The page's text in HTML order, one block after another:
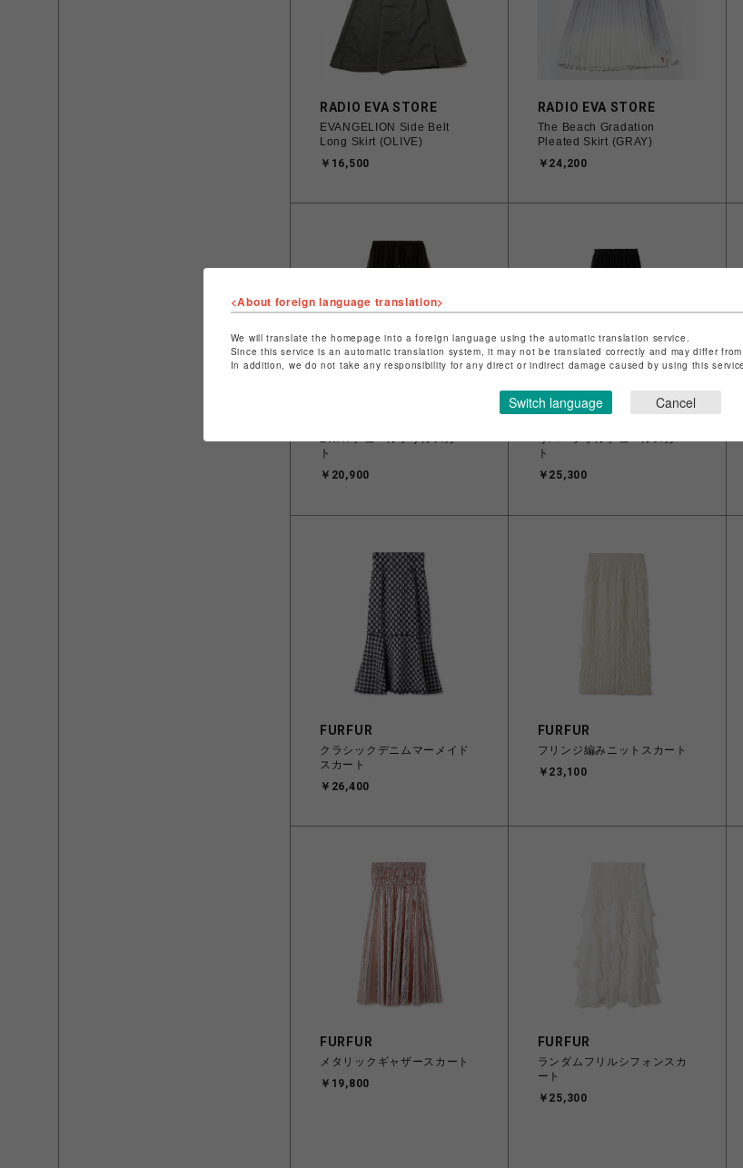
RADIO EVA STORE
EVANGELION Side Belt
Long Skirt (OLIVE)
￥16,500
RADIO EVA STORE
The Beach Gradation
Pleated Skirt (GRAY)
￥24,200
ト
￥20,900
FURFUR
ト
￥25,300
FURFUR
クラシックデニムマーメイド
スカート
￥26,400
FURFUR
フリンジ編みニットスカート
￥23,100
FURFUR
メタリックギャザースカート
￥19,800
FURFUR
ランダムフリルシフォンスカ
ート
￥25,300
<About foreign language translation>
We will translate the homepage into a foreign language using the automatic translation service.
Since this service is an automatic translation system, it may not be translated correctly and may differ
In addition, we do not take any responsibility for any direct or indirect damage caused by using this
Switch language Cancel